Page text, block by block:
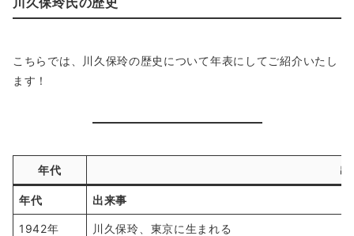
こちらでは、川久保玲の歴史について年表にしてご紹介いたし
ます！
年代
年代 出来事
1942年 川久保玲、東京に生まれる